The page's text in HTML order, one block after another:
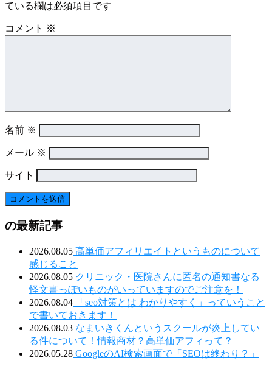
ている欄は必須項目です
コメント ※
名前 ※
メール ※
サイト
の最新記事
2026.08.05 高単価アフィリエイトというものについて
感じること
2026.08.05 クリニック・医院さんに匿名の通知書なる
怪文書っぽいものがいっていますのでご注意を！
2026.08.04 「seo対策とは わかりやすく」っていうこと
で書いておきます！
2026.08.03 なまいきくんというスクールが炎上してい
る件について！情報商材？高単価アフィって？
2026.05.28 GoogleのAI検索画面で「SEOは終わり？」